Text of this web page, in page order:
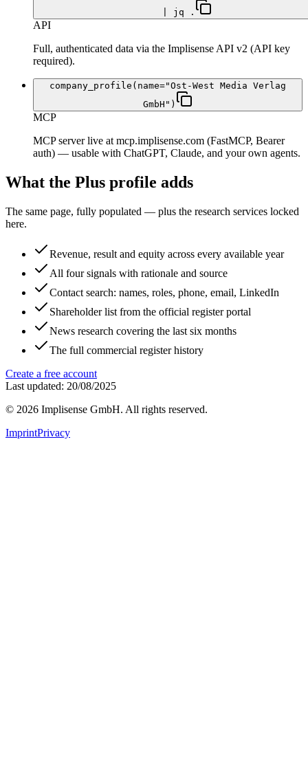
| jq .
API
Full, authenticated data via the Implisense API v2 (API key
required).
company_profile(name="Ost-West Media Verlag
GmbH")
MCP
MCP server live at mcp.implisense.com (FastMCP, Bearer
auth) — usable with ChatGPT, Claude, and your own agents.
What the Plus profile adds
The same page, fully populated — plus the research services locked
here.
Revenue, result and equity across every available year
All four signals with rationale and source
Contact search: names, roles, phone, email, LinkedIn
Shareholder list from the official register portal
News research covering the last six months
The full commercial register history
Create a free account
Last updated: 20/08/2025
© 2026 Implisense GmbH. All rights reserved.
ImprintPrivacy